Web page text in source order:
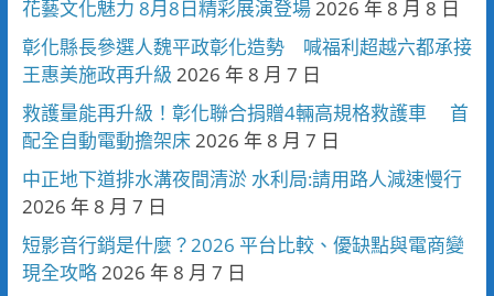
花藝文化魅力 8月8日精彩展演登場 2026 年 8 月 8 日
彰化縣長參選人魏平政彰化造勢 喊福利超越六都承接
王惠美施政再升級 2026 年 8 月 7 日
救護量能再升級！彰化聯合捐贈4輛高規格救護車 首
配全自動電動擔架床 2026 年 8 月 7 日
中正地下道排水溝夜間清淤 水利局:請用路人減速慢行
2026 年 8 月 7 日
短影音行銷是什麼？2026 平台比較、優缺點與電商變
現全攻略 2026 年 8 月 7 日